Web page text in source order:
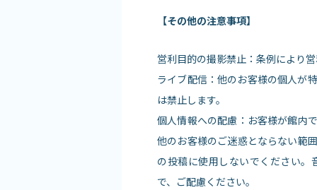
【その他の注意事項】
営利目的の撮影禁止：条例により
ライブ配信：他のお客様の個人が
は禁止します。
個人情報への配慮：お客様が館内
他のお客様のご迷惑とならない範
の投稿に使用しないでください
で、ご配慮ください。